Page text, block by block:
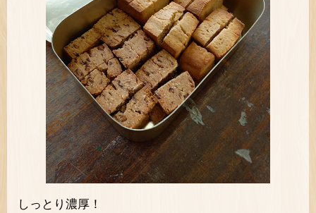
しっとり濃厚！